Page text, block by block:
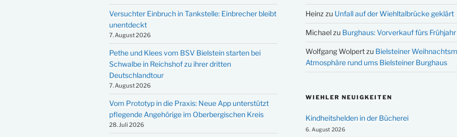
Versuchter Einbruch in Tankstelle: Einbrecher bleibt
unentdeckt
7. August 2026
Pethe und Klees vom BSV Bielstein starten bei
Schwalbe in Reichshof zu ihrer dritten
Deutschlandtour
7. August 2026
Vom Prototyp in die Praxis: Neue App unterstützt
pflegende Angehörige im Oberbergischen Kreis
28. Juli 2026
Heinz zu Unfall auf der Wiehltalbrücke geklärt
Michaelzu Burghaus: Vorverkauf fürs
Wolfgang Wolpertzu Bielsteiner
Atmosphäre rund ums Bielsteiner Burghaus
WIEHLER NEUIGKEITEN
Kindheitshelden in der Bücherei
6. August 2026